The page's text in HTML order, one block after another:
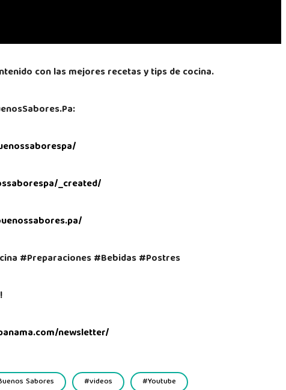
con las mejores recetas y tips de cocina.
_created/
#Preparaciones #Bebidas #Postres
newsletter/
Sabores videos Youtube